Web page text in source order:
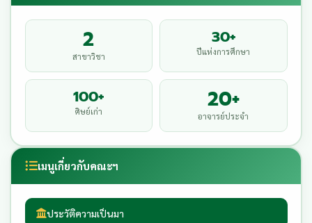
2
สาขาวิชา
30+
ปีแห่งการศึกษา
100+
ศิษย์เก่า 20+
อาจารย์ประจำ
เมนูเกี่ยวกับคณะฯ
ประวัติความเป็นมา